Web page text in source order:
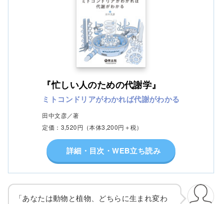
『忙しい人のための代謝学』
ミトコンドリアがわかれば代謝がわかる
田中文彦／著
定価：3,520円（本体3,200円＋税）
詳細・目次・WEB立ち読み
「あなたは動物と植物、どちらに生まれ変わ